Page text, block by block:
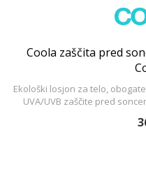
Coola zaščita pred
Ekološki losjon za telo,
UVA/UVB zaščite pred